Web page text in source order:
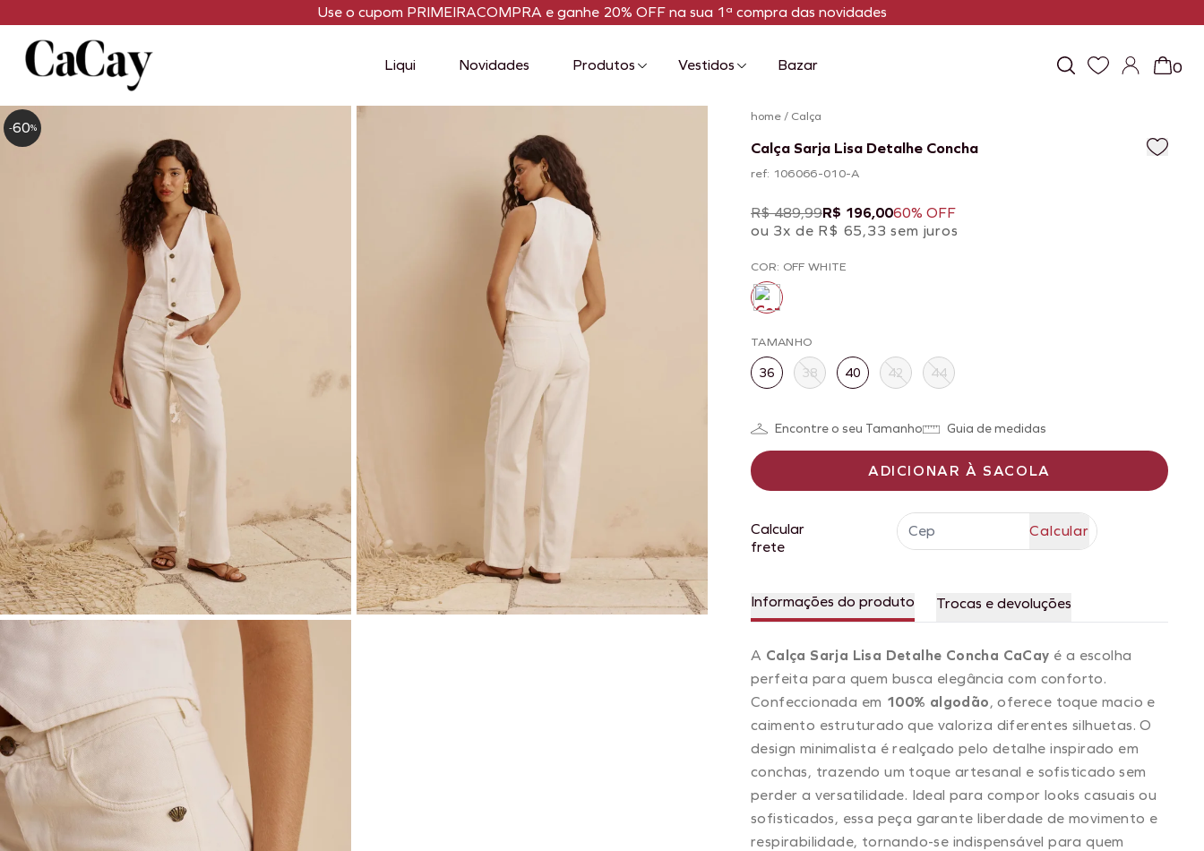
Use o cupom PRIMEIRACOMPRA e ganhe 20% OFF na sua 1ª compra das novidades
Liqui Novidades Produtos Vestidos Bazar 0
-60%
home/ Calça
Calça Sarja Lisa Detalhe Concha
ref: 106066-010-A
R$ 489,99R$ 196,0060% OFF
ou 3x de R$ 65,33 sem juros
COR: OFF WHITE
TAMANHO
36 38 40 42 44
Encontre o seu Tamanho Guia de medidas
ADICIONAR À SACOLA
Calcular
frete
Informações do produto Trocas e devoluções
A Calça Sarja Lisa Detalhe Concha CaCay é a escolha
perfeita para quem busca elegância com conforto.
Confeccionada em 100% algodão, oferece toque macio e
caimento estruturado que valoriza diferentes silhuetas. O
design minimalista é realçado pelo detalhe inspirado em
conchas, trazendo um toque artesanal e sofisticado sem
perder a versatilidade. Ideal para compor looks casuais ou
sofisticados, essa peça garante liberdade de movimento e
respirabilidade, tornando-se indispensável para quem